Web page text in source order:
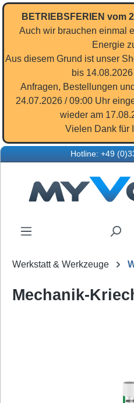
Zum Hauptinhalt springen
BETRIEBSFERIEN vom
Auch wir brauchen einmal
Energie
Aus diesem Grund ist unser
bis
Anfragen, Bestellungen
24.07.2026 / 09:00 Uhr
wieder am
Vielen Dank für
Hotline: +49
Werkstatt & Werkzeuge
Mechanik-